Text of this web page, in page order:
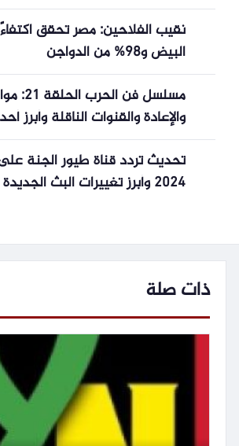
نقيب الفلاحين: مصر تحقق
البيض و98% من الدواجن
مسلسل فن
والإعادة والقنوات الناقلة وأبرز
تحديث تردد قناة طيور الجنة
2024 وأبرز تغييرات البث الجديدة
ذات صلة